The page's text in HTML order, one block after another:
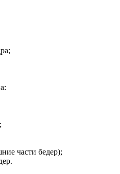
части бедер);